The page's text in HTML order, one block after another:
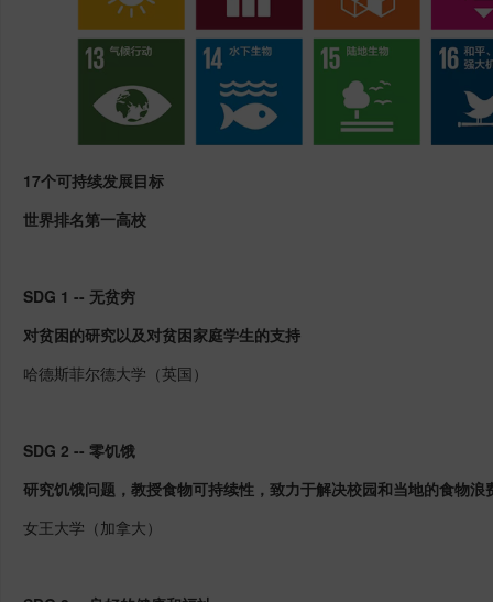
17个可持续发展目标
世界排名第一高校
SDG 1 -- 无贫穷
对贫困的研究以及对贫困家庭学生的支持
哈德斯菲尔德大学（英国）
SDG 2 -- 零饥饿
研究饥饿问题，教授食物可持续性，致力于解决校园和当地的食物浪
女王大学（加拿大）